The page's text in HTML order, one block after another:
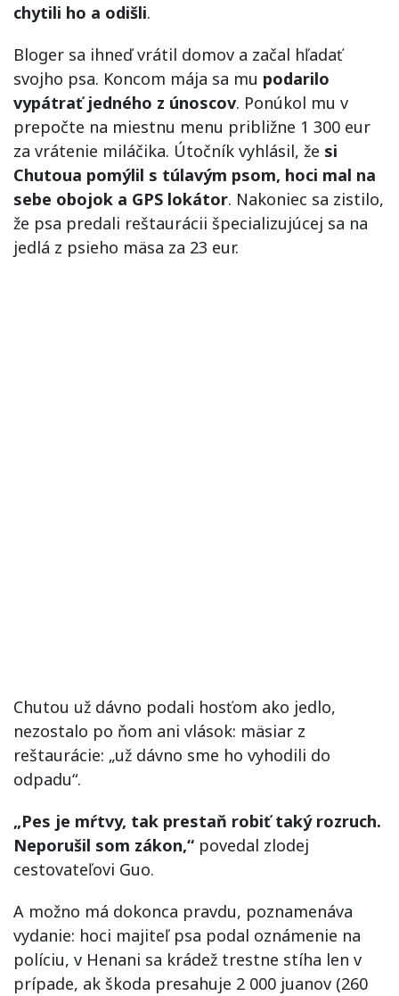
chytili ho a odišli.
Bloger sa ihneď vrátil domov a začal hľadať
svojho psa. Koncom mája sa mu podarilo
vypátrať jedného z únoscov. Ponúkol mu v
prepočte na miestnu menu približne 1 300 eur
za vrátenie miláčika. Útočník vyhlásil, že si
Chutoua pomýlil s túlavým psom, hoci mal na
sebe obojok a GPS lokátor. Nakoniec sa zistilo,
že psa predali reštaurácii špecializujúcej sa na
jedlá z psieho mäsa za 23 eur.
Chutou už dávno podali hosťom ako jedlo,
nezostalo po ňom ani vlások: mäsiar z
reštaurácie: „už dávno sme ho vyhodili do
odpadu“.
„Pes je mŕtvy, tak prestaň robiť taký rozruch.
Neporušil som zákon,“ povedal zlodej
cestovateľovi Guo.
A možno má dokonca pravdu, poznamenáva
vydanie: hoci majiteľ psa podal oznámenie na
políciu, v Henani sa krádež trestne stíha len v
prípade, ak škoda presahuje 2 000 juanov (260